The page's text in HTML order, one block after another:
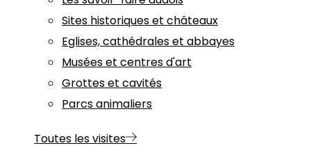
Sites historiques et châteaux
Eglises, cathédrales et abbayes
Musées et centres d'art
Grottes et cavités
Parcs animaliers
Toutes les visites